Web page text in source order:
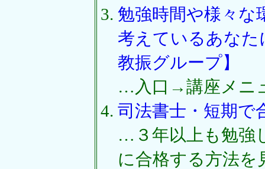
勉強時間や様々な
考えているあな
教振グループ】
…入口→講座メニ
司法書士・短期で
…３年以上も勉強
に合格する方法